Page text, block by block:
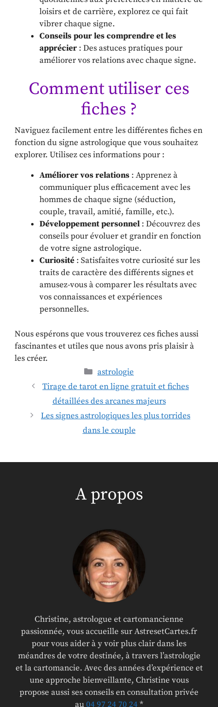
loisirs et de carrière, explorez ce qui fait
vibrer chaque signe.
Conseils pour les comprendre et les
apprécier : Des astuces pratiques pour
améliorer vos relations avec chaque signe.
Comment utiliser ces
fiches ?
Naviguez facilement entre les différentes fiches en
fonction du signe astrologique que vous souhaitez
explorer. Utilisez ces informations pour :
Améliorer vos relations : Apprenez à
communiquer plus efficacement avec les
hommes de chaque signe (séduction,
couple, travail, amitié, famille, etc.).
Développement personnel : Découvrez des
conseils pour évoluer et grandir en fonction
de votre signe astrologique.
Curiosité : Satisfaites votre curiosité sur les
traits de caractère des différents signes et
amusez-vous à comparer les résultats avec
vos connaissances et expériences
personnelles.
Nous espérons que vous trouverez ces fiches aussi
fascinantes et utiles que nous avons pris plaisir à
les créer.
astrologie
Tirage de tarot en ligne gratuit et fiches
détaillées des arcanes majeurs
Les signes astrologiques les plus torrides
dans le couple
A propos
Christine, astrologue et cartomancienne
passionnée, vous accueille sur AstresetCartes.fr
pour vous aider à y voir plus clair dans les
méandres de votre destinée, à travers l’astrologie
et la cartomancie. Avec des années d’expérience et
une approche bienveillante, Christine vous
propose aussi ses conseils en consultation privée
au04 97 24 70 24*